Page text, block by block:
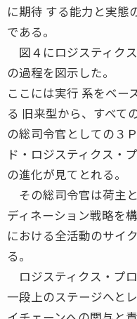
に期待 する能力と実態
である。
図４にロジスティク
の過程を図示した。
ここには実行 系をベー
る 旧来型から、すべて
の総司令官としての３
ド・ロジスティクス・
の進化が見てとれる。
その総司令官は荷主
ディネーション戦略を
における全活動のサイ
る。
ロジスティクス・プ
一段上のステージへと